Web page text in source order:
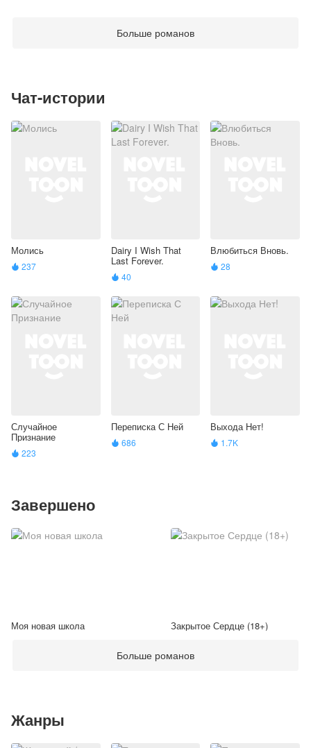
Больше романов
Чат-истории
Молись
 237
Dairy I Wish That
Last Forever.
 40
Влюбиться Вновь.
 28
Случайное
Признание
 223
Переписка С Ней
 686
Выхода Нет!
 1.7K
Завершено
Моя новая школа Закрытое Сердце (18+)
Больше романов
Жанры